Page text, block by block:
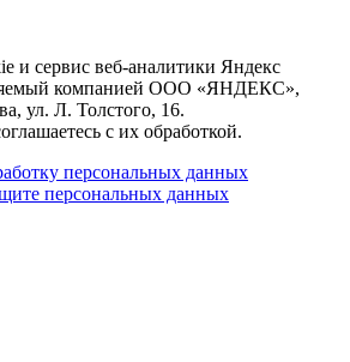
и сервис веб-аналитики Яндекс
компанией ООО «ЯНДЕКС»,
ул. Л. Толстого, 16.
с их обработкой.
персональных данных
персональных данных